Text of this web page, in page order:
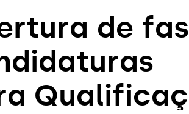
rtura de fas
didaturas
a Qualificaç